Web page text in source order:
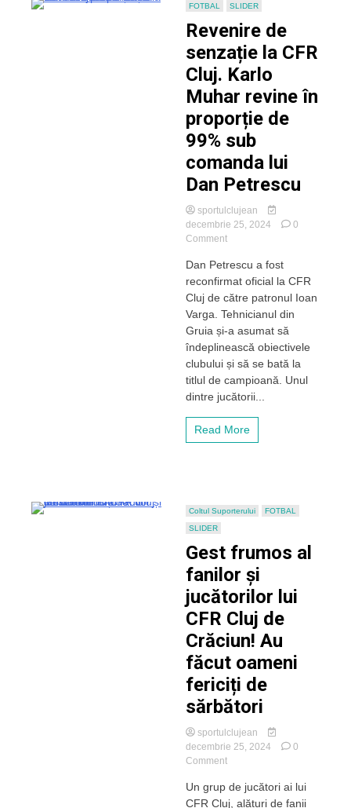
FOTBAL SLIDER
Revenire de
senzație la CFR
Cluj. Karlo
Muhar revine în
proporție de
99% sub
comanda lui
Dan Petrescu
sportulclujean
decembrie 25, 2024
0
Commenton
de
senzație
la
CFR
Karlo
Muhar
revine
în
proporție
99%
sub
Dan Petrescu a fost
reconfirmat oficial la CFR
Cluj de către patronul Ioan
Varga. Tehnicianul din
Gruia și-a asumat să
îndeplinească obiectivele
clubului și să se bată la
titlul de campioană. Unul
dintre jucătorii...
Read More
Coltul Suporterului
FOTBAL
SLIDER
Gest frumos al
fanilor și
jucătorilor lui
CFR Cluj de
Crăciun! Au
făcut oameni
fericiți de
sărbători
sportulclujean
decembrie 25, 2024
0
Commenton
frumos
al
Un grup de jucători ai lui
CFR Cluj, alături de fanii